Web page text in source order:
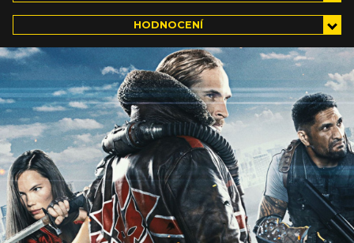
HODNOCENÍ